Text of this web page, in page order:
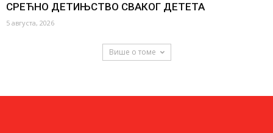
СРЕЋНО ДЕТИЊСТВО СВАКОГ ДЕТЕТА
5 августа, 2026
Више о томе